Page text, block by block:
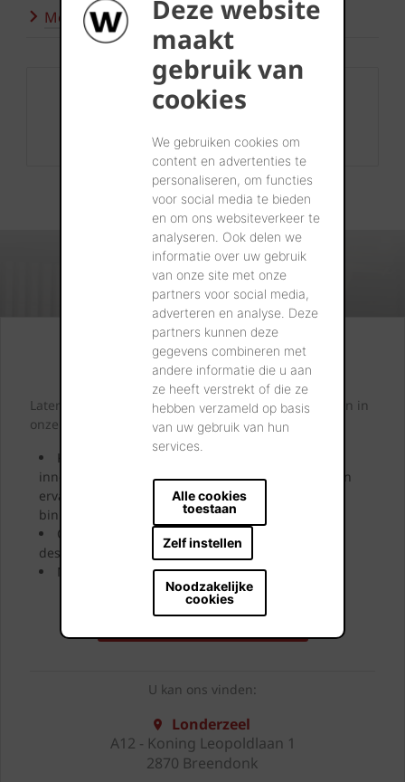
Deze website
maakt
gebruik van
cookies
We gebruiken cookies om
content en advertenties te
personaliseren, om functies
voor social media te bieden
en om ons websiteverkeer te
analyseren. Ook delen we
informatie over uw gebruik
van onze site met onze
partners voor social media,
adverteren en analyse. Deze
partners kunnen deze
gegevens combineren met
andere informatie die u aan
ze heeft verstrekt of die ze
hebben verzameld op basis
van uw gebruik van hun
services.
Alle cookies
toestaan
Zelf instellen
Noodzakelijke
cookies
Meer inspiratie
Contact
info@wienerberger.be
Kijk. Droom. Kies.
Laten we samen letterlijk uw dromen tastbaar maken in
onze showrooms.
Kom langs en laat u inspireren door onze
innovatieve oplossingen. Bekijk ze, neem ze vast en
ervaar uw toekomstige gevel, dak, bestrating of
binnenmuur.
Onze showroomadviseurs geven u uitgebreid
deskundig advies.
Neem uw favoriete stalen mee naar huis.
U kan ons vinden:
Londerzeel
A12 - Koning Leopoldlaan 1
2870 Breendonk